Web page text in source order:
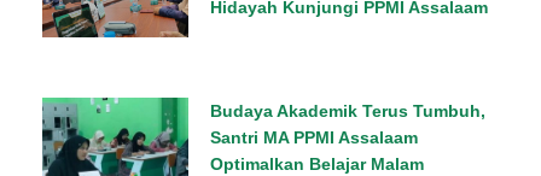
Hidayah Kunjungi PPMI Assalaam
Budaya Akademik Terus Tumbuh,
Santri MA PPMI Assalaam
Optimalkan Belajar Malam